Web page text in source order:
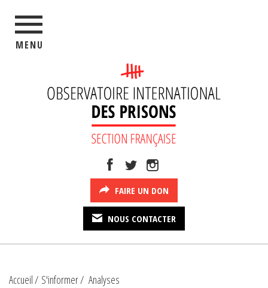
MENU
FAIRE UN DON
NOUS CONTACTER
Accueil S'informer
Analyses